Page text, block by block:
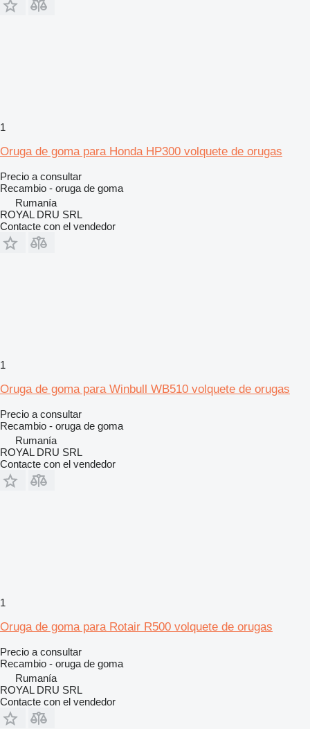
1
Oruga de goma para Honda HP300 volquete de orugas
Precio a consultar
Recambio - oruga de goma
Rumanía
ROYAL DRU SRL
Contacte con el vendedor
1
Oruga de goma para Winbull WB510 volquete de orugas
Precio a consultar
Recambio - oruga de goma
Rumanía
ROYAL DRU SRL
Contacte con el vendedor
1
Oruga de goma para Rotair R500 volquete de orugas
Precio a consultar
Recambio - oruga de goma
Rumanía
ROYAL DRU SRL
Contacte con el vendedor